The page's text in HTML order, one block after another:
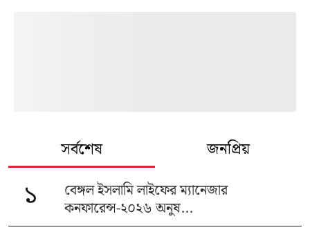
সর্বশেষ জনপ্রিয়
১
বেঙ্গল ইসলামি লাইফের ম্যানেজার
কনফারেন্স-২০২৬ অনুষ...